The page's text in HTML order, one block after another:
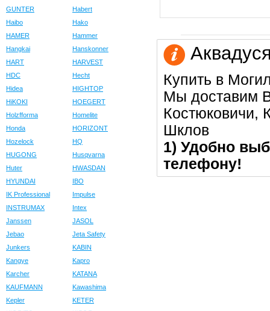
GUNTER
Habert
Haibo
Hako
HAMER
Hammer
Hangkai
Hanskonner
HART
HARVEST
HDC
Hecht
Hidea
HIGHTOP
HiKOKI
HOEGERT
Holzfforma
Homelite
Honda
HORIZONT
Hozelock
HQ
HUGONG
Husqvarna
Huter
HWASDAN
HYUNDAI
IBO
IK Professional
Impulse
INSTRUMAX
Intex
Janssen
JASOL
Jebao
Jeta Safety
Junkers
KABIN
Kangye
Kapro
Karcher
KATANA
KAUFMANN
Kawashima
Kepler
KETER
Купить в
Мы доставим
Костюковичи,
Шклов
1) Удобно
телефону!